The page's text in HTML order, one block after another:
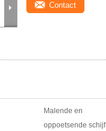
Contact
Malende en
oppoetsende